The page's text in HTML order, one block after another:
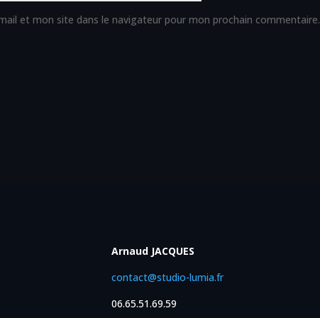
et mon site dans le navigateur pour mon prochain commentaire.
Arnaud JACQUES
contact@studio-lumia.fr
06.65.51.69.59